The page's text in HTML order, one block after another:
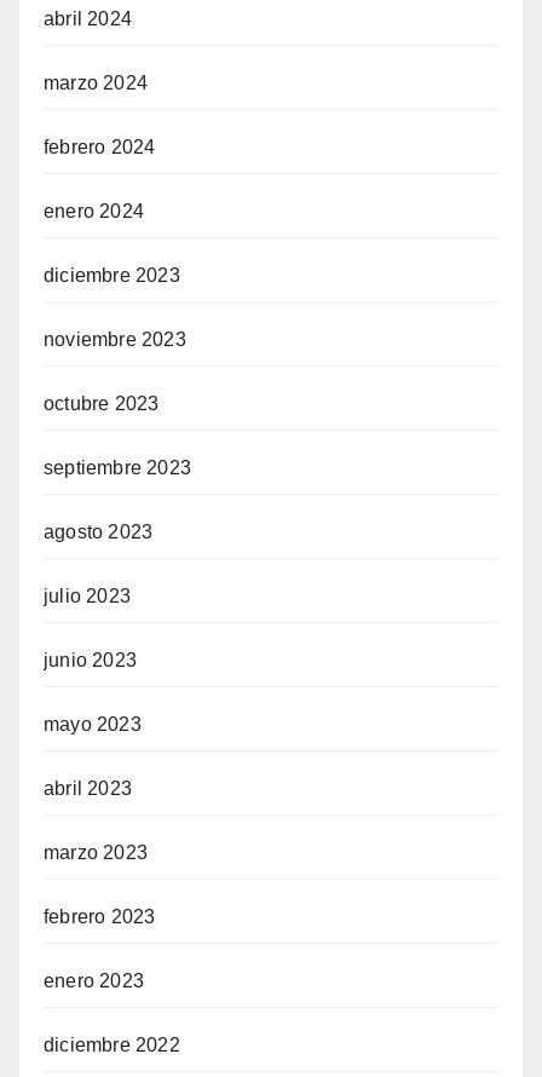
abril 2024
marzo 2024
febrero 2024
enero 2024
diciembre 2023
noviembre 2023
octubre 2023
septiembre 2023
agosto 2023
julio 2023
junio 2023
mayo 2023
abril 2023
marzo 2023
febrero 2023
enero 2023
diciembre 2022